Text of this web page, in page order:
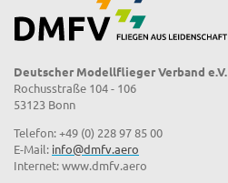
Deutscher Modellflieger Verband e.V.
Rochusstraße 104 - 106
53123 Bonn
Telefon: +49 (0) 228 97 85 00
E-Mail: info@dmfv.aero
Internet: www.dmfv.aero